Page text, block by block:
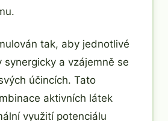
tak, aby jednotlivé
synergicky a vzájemně se
účincích. Tato
aktivních látek
využití potenciálu